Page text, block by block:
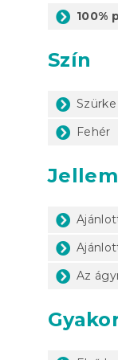
100%
Szín
Szürke
Fehér
Az